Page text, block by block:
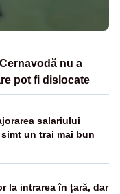
nu a
pot fi dislocate
salariului
un trai mai bun
la intrarea în țară, dar